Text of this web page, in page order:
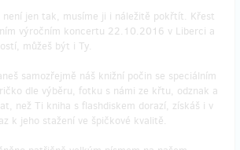
není jen tak, musíme ji i náležitě pokřtít. Křest
výročním koncertu 22.10.2016 v Liberci a
můžeš být i Ty.
samozřejmě náš knižní počin se speciálním
dle výběru, fotku s námi ze křtu, odznak a
než Ti kniha s flashdiskem dorazí, získáš i v
k jeho stažení ve špičkové kvalitě.